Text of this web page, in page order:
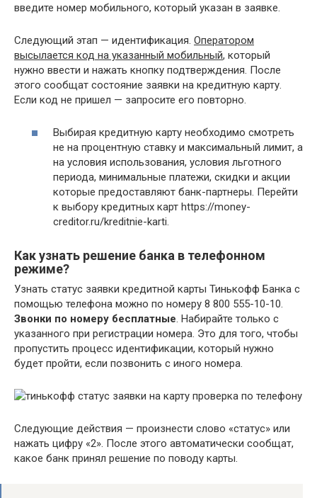
введите номер мобильного, который указан в заявке.
Следующий этап — идентификация. Оператором
высылается код на указанный мобильный, который
нужно ввести и нажать кнопку подтверждения. После
этого сообщат состояние заявки на кредитную карту.
Если код не пришел — запросите его повторно.
Выбирая кредитную карту необходимо смотреть
не на процентную ставку и максимальный лимит, а
на условия использования, условия льготного
периода, минимальные платежи, скидки и акции
которые предоставляют банк-партнеры. Перейти
к выбору кредитных карт https://money-
creditor.ru/kreditnie-karti.
Как узнать решение банка в телефонном
режиме?
Узнать статус заявки кредитной карты Тинькофф Банка с
помощью телефона можно по номеру 8 800 555-10-10.
Звонки по номеру бесплатные. Набирайте только с
указанного при регистрации номера. Это для того, чтобы
пропустить процесс идентификации, который нужно
будет пройти, если позвонить с иного номера.
Следующие действия — произнести слово «статус» или
нажать цифру «2». После этого автоматически сообщат,
какое банк принял решение по поводу карты.